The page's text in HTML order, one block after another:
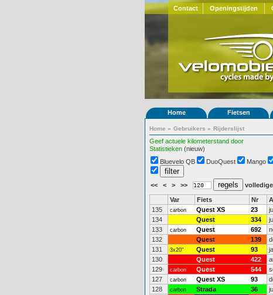
Contact Openingstijden
Home Fietsen
Home » Gebruikers » Rijderslijst
Geef actuele kilometerstand door
Statistieken (nieuw)
Bluevelo QB DuoQuest Mango
<< < > >>
Var Fiets Nr
135
carbon Quest XS 23
134
Quest 334
133
carbon Quest 692
132
Quest 139
131
3x20" Quest 93
130
Quest 422
129
carbon Quest 544
127
carbon Quest XS 93
128
carbon Strada 36